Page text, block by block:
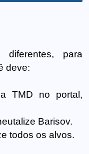
para
deve:
TMD no portal,
Barisov.
todos os alvos.